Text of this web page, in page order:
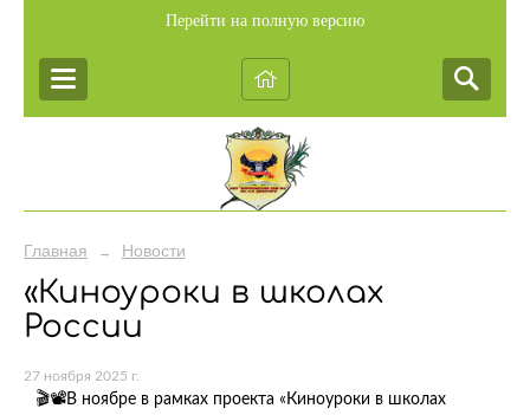
Перейти на полную версию
Главная → Новости
«Киноуроки в школах
России
27 ноября 2025 г.
🎬📽В ноябре в рамках проекта «Киноуроки в школах